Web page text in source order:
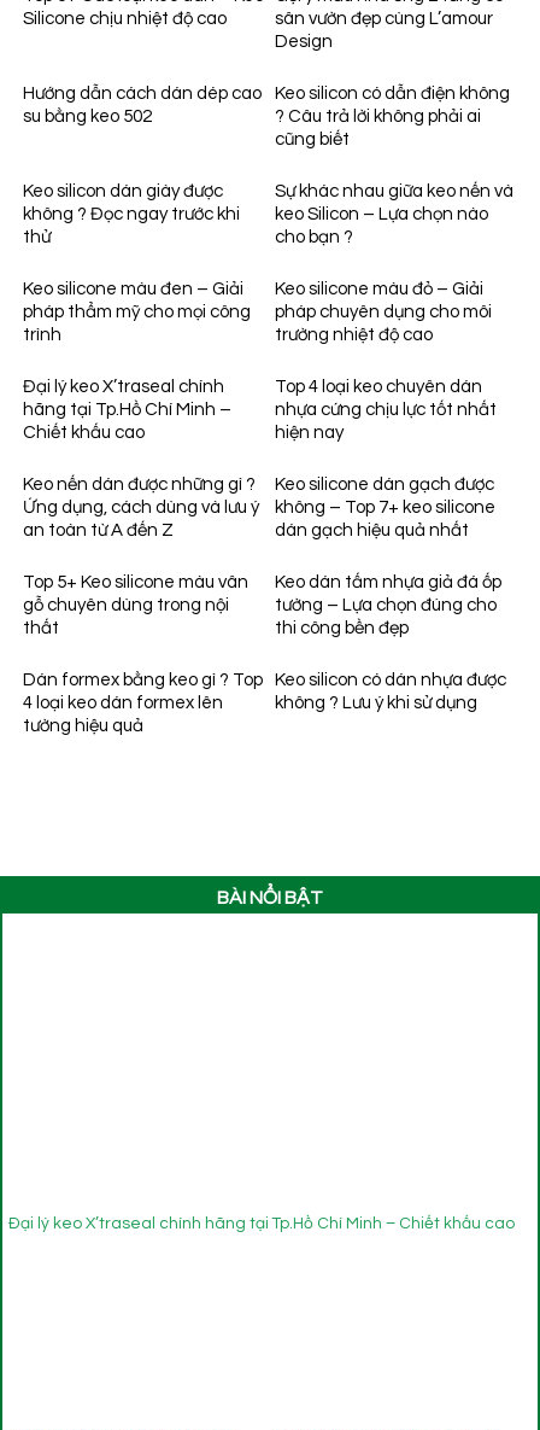
Silicone chịu nhiệt độ cao
sân vườn đẹp cùng L’amour
Design
Hướng dẫn cách dán dép cao
su bằng keo 502
Keo silicon có dẫn điện không
? Câu trả lời không phải ai
cũng biết
Keo silicon dán giày được
không ? Đọc ngay trước khi
thử
Sự khác nhau giữa keo nến và
keo Silicon – Lựa chọn nào
cho bạn ?
Keo silicone màu đen – Giải
pháp thẩm mỹ cho mọi công
trình
Keo silicone màu đỏ – Giải
pháp chuyên dụng cho môi
trường nhiệt độ cao
Đại lý keo X’traseal chính
hãng tại Tp.Hồ Chí Minh –
Chiết khấu cao
Top 4 loại keo chuyên dán
nhựa cứng chịu lực tốt nhất
hiện nay
Keo nến dán được những gì ?
Ứng dụng, cách dùng và lưu ý
an toàn từ A đến Z
Keo silicone dán gạch được
không – Top 7+ keo silicone
dán gạch hiệu quả nhất
Top 5+ Keo silicone màu vân
gỗ chuyên dùng trong nội
thất
Keo dán tấm nhựa giả đá ốp
tường – Lựa chọn đúng cho
thi công bền đẹp
Dán formex bằng keo gì ? Top
4 loại keo dán formex lên
tường hiệu quả
Keo silicon có dán nhựa được
không ? Lưu ý khi sử dụng
BÀI NỔI BẬT
Đại lý keo X’traseal chính hãng tại Tp.Hồ Chí Minh – Chiết khấu cao